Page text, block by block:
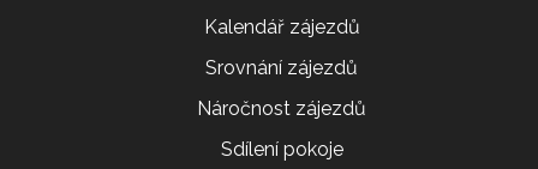
Kalendář zájezdů
Srovnání zájezdů
Náročnost zájezdů
Sdílení pokoje